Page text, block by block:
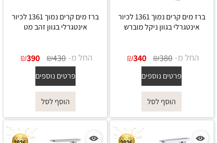
ברז מים קרים נמוך 1361 לכיור
אינטגרלי בגוון ניקל מוברש
החל מ- ₪380
₪340
פרטים נוספים
הוסף לסל
ברז מים קרים נמוך 1361 לכיור
אינטגרלי בגוון זהב מט
החל מ- ₪430
₪390
פרטים נוספים
הוסף לסל